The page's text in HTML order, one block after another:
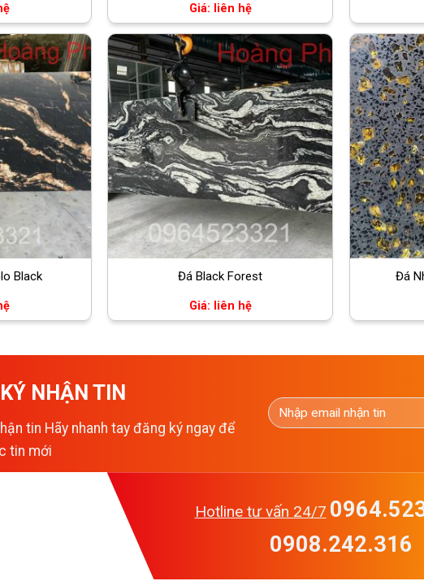
Giá: liên hệ
Black Đá Black Forest
Giá: liên hệ
Đá
NHẬN TIN
tin Hãy nhanh tay đăng ký ngay để
tin mới
Hotline tư vấn 24/7
0908.242.316